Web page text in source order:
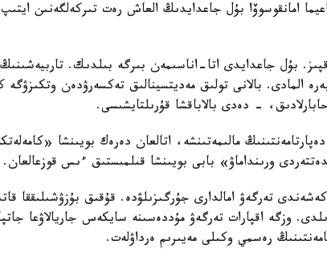
امانقوسوۆا بۇل جاعدايدىڭ العاش رەت تىركەلگەنىن
بۇل جاعدايدى اتا-اناسىمەن بىرگە بىلدىك.
المادى. بالانى تولىق مەديتسينالىق تەكسەرۋدەن وتكىزۋگە
- دەدى بالاباقشا قۇرىلتايشىسى.
مالىمەتىنشە، اتالعان دەرەك بويىنشا
ورىنداماۋ» بابى بويىنشا قىلمىستىق ءىس قوزعالعان.
تەرگەۋ امالدارى جۇرگىزىلۋدە. قۇقىق بۇزۋشىلىققا
وزگە اقپارات تەرگەۋ مۇددەسىنە سايكەس جاريالاۋعا
رەسمي وكىلى مەيىرىم ەرداۋلەت.